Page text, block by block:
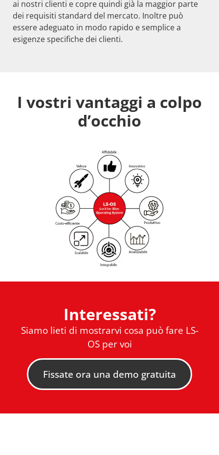
ai nostri clienti e copre quindi già la maggior parte
dei requisiti standard del mercato. Inoltre può
essere adeguato in modo rapido e semplice a
esigenze specifiche dei clienti.
I vostri vantaggi a colpo
d’occhio
Interessati?
Siamo lieti di mostrarvi cosa può fare LS-
OS per voi
Fissate ora una demo gratuita